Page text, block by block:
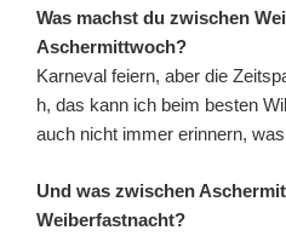
Was machst du zwischen
Aschermittwoch?
Karneval feiern, aber die
h, das kann ich beim besten
auch nicht immer erinnern,
Und was zwischen
Weiberfastnacht?